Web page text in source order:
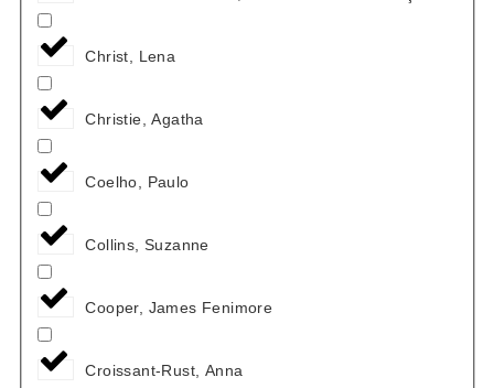
Christ, Lena
Christie, Agatha
Coelho, Paulo
Collins, Suzanne
Cooper, James Fenimore
Croissant-Rust, Anna